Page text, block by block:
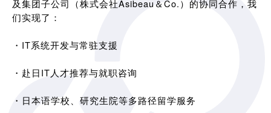
及集团子公司（株式会社Asibeau＆Co.）的协同合作，我
们实现了：
・IT系统开发与常驻支援
・赴日IT人才推荐与就职咨询
・日本语学校、研究生院等多路径留学服务